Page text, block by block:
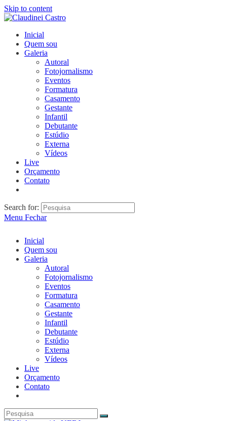
Skip to content
Inicial
Quem sou
Galeria
Autoral
Fotojornalismo
Eventos
Formatura
Casamento
Gestante
Infantil
Debutante
Estúdio
Externa
Vídeos
Live
Orçamento
Contato
Search for:
Menu Fechar
Inicial
Quem sou
Galeria
Autoral
Fotojornalismo
Eventos
Formatura
Casamento
Gestante
Infantil
Debutante
Estúdio
Externa
Vídeos
Live
Orçamento
Contato